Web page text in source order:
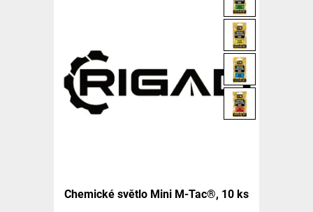
Chemické světlo Mini M-Tac®, 10 ks